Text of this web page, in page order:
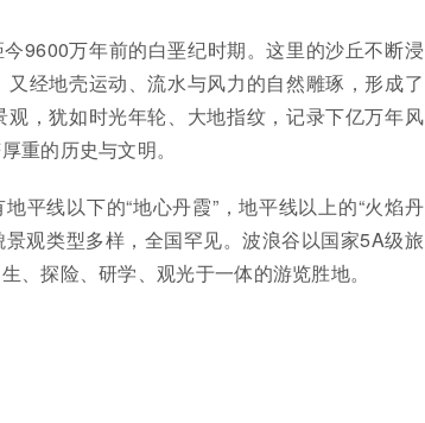
9600万年前的白垩纪时期。这里的沙丘不断浸
经地壳运动、流水与风力的自然雕琢，形成了
，犹如时光年轮、大地指纹，记录下亿万年风
重的历史与文明。
平线以下的“地心丹霞”，地平线以上的“火焰丹
景观类型多样，全国罕见。波浪谷以国家5A级旅
、探险、研学、观光于一体的游览胜地。